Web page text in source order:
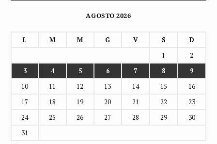
AGOSTO 2026
L M M G V S
D
1
2
3
4 5 6 7 8
9
10
11 12 13 14 15
16
17
18 19 20 21 22
23
24
25 26 27 28 29
30
31